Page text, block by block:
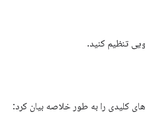
کلیدی را به طور خلاصه بیان کرد: